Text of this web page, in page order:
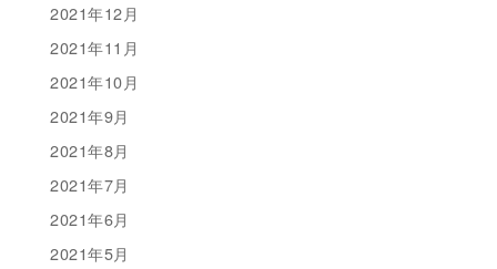
2021年12月
2021年11月
2021年10月
2021年9月
2021年8月
2021年7月
2021年6月
2021年5月